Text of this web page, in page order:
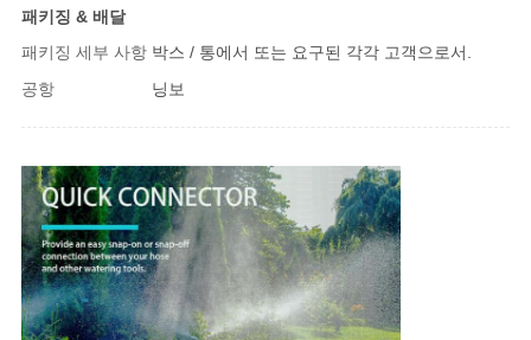
패키징 & 배달
패키징 세부 사항 박스 / 통에서 또는 요구된 각각 고객으로서.
공항
닝보